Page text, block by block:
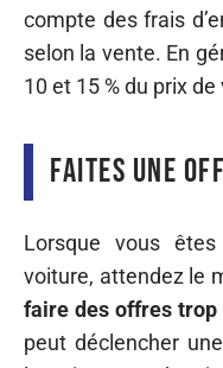
compte des frais
selon la vente. En
10 et 15 % du prix de
Faites une
Lorsque vous
voiture, attendez le
faire des offres trop
peut déclencher